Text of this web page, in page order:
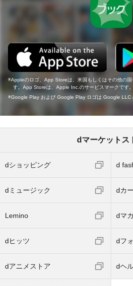
Appleのロゴ、App Storeは、米国もしくはその他の
す。App Storeは、Apple Inc.のサービスマークです。
Google Play および Google Play ロゴは Google LLC
dマーケットス
dショッピング d
dミュージック dカ
Lemino dマ
dヒッツ dフ
dアニメストア dヘ